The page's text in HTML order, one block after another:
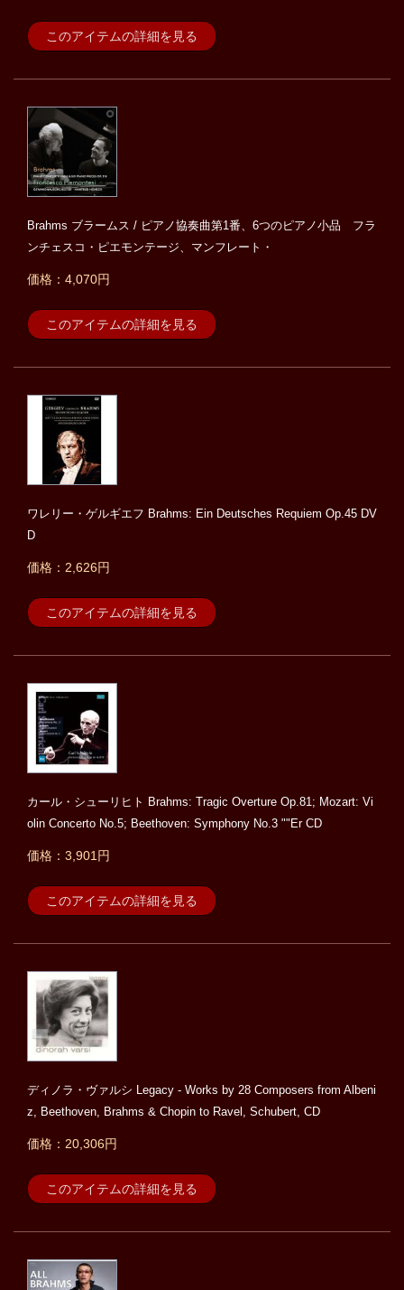
このアイテムの詳細を見る
Brahms ブラームス / ピアノ協奏曲第1番、6つのピアノ小品 フラ
ンチェスコ・ピエモンテージ、マンフレート・
価格：4,070円
このアイテムの詳細を見る
ワレリー・ゲルギエフ Brahms: Ein Deutsches Requiem Op.45 DV
D
価格：2,626円
このアイテムの詳細を見る
カール・シューリヒト Brahms: Tragic Overture Op.81; Mozart: Vi
olin Concerto No.5; Beethoven: Symphony No.3 ""Er CD
価格：3,901円
このアイテムの詳細を見る
ディノラ・ヴァルシ Legacy - Works by 28 Composers from Albeni
z, Beethoven, Brahms & Chopin to Ravel, Schubert, CD
価格：20,306円
このアイテムの詳細を見る